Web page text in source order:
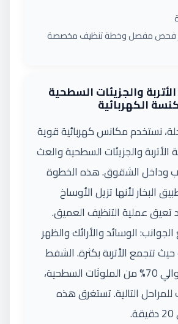
فحص مفصل وخطة تنظيف مخصصة
الأتربة والجزيئات السطحية
الكهربائية
نستخدم مكانس كهربائية قوية
والجزيئات السطحية والعث
وداخل الشقوق. هذه الخطوة
البخار لأنها تزيل الأوساخ
تعيق عملية التنظيف العميق.
الوسائد والأرائك والظهر
تتجمع الأتربة بكثرة. الشفط
القوي يزيل حوالي 70% من الملوثات السطحية،
التالية. تستغرق هذه